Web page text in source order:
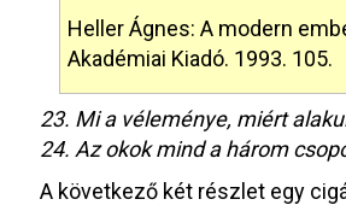
Heller Ágnes: A modern
Akadémiai Kiadó. 1993. 105.
23. Mi a véleménye, miért
24. Az okok mind a három
A következő két részlet egy